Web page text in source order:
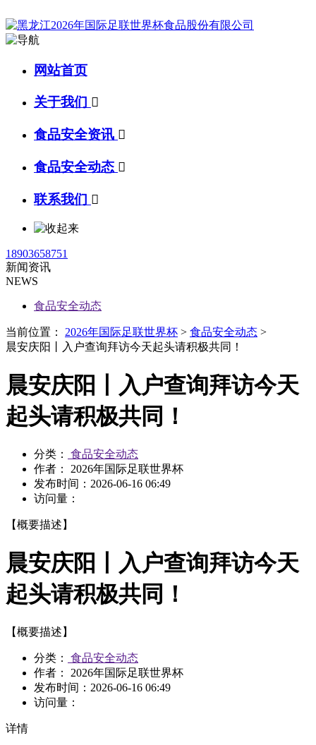
网站首页
关于我们 
食品安全资讯 
食品安全动态 
联系我们 
18903658751
新闻资讯
NEWS
食品安全动态
当前位置： 2026年国际足联世界杯 > 食品安全动态 >
晨安庆阳丨入户查询拜访今天起头请积极共同！
晨安庆阳丨入户查询拜访今天
起头请积极共同！
分类：
食品安全动态
作者： 2026年国际足联世界杯
发布时间： 2026-06-16 06:49
访问量：
【概要描述】
晨安庆阳丨入户查询拜访今天
起头请积极共同！
【概要描述】
分类：
食品安全动态
作者： 2026年国际足联世界杯
发布时间： 2026-06-16 06:49
访问量：
详情